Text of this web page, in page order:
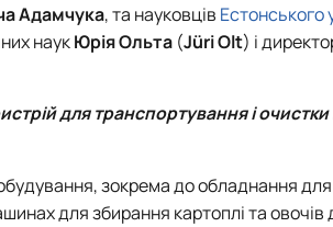
Адамчука, та науковців Естонського
наукЮрія Ольта (Jüri Olt) і
для транспортування і
зокрема до обладнання
для збирання картоплі та овочів